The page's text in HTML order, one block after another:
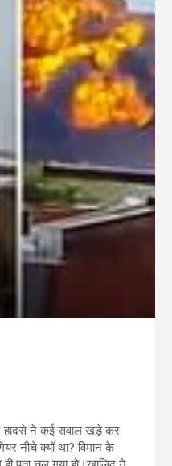
हादसे ने कई सवाल खड़े कर
नीचे क्यों था? विमान के